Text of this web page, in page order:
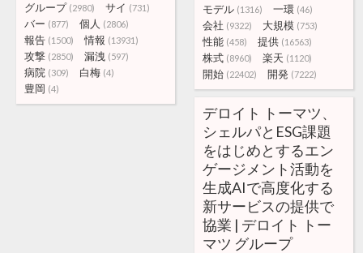
モデル (1316) 一環 (46)
会社 (9322) 大規模 (753)
性能 (458) 提供 (16563)
株式 (8960) 楽天 (1120)
開始 (22402) 開発 (7222)
グループ (2980) サイ (731)
バー (877) 個人 (2806)
報告 (1500) 情報 (13931)
攻撃 (2850) 漏洩 (597)
病院 (309) 白梅 (4)
豊岡 (4)
デロイト トーマツ、
シェルパとESG課題
をはじめとするエン
ゲージメント活動を
生成AIで高度化する
新サービスの提供で
協業 | デロイト トー
マツ グループ